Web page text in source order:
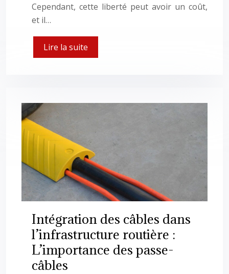
Cependant, cette liberté peut avoir un coût,
et il…
Lire la suite
Intégration des câbles dans
l’infrastructure routière :
L’importance des passe-
câbles